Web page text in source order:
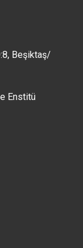
Beşiktaş/
Enstitü